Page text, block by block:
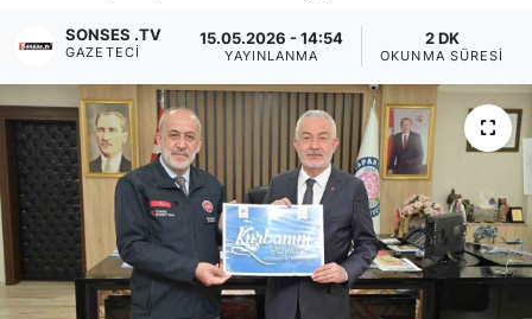
SONSES .TV
GAZETECI
15.05.2026 - 14:54
YAYINLANMA
2 DK
OKUNMA SÜRESI
MAGAZİN
SAĞLIK
Siyaset
YEREL HABER
Haberde insan
Son Dakika Haberleri
Haber Arşivi